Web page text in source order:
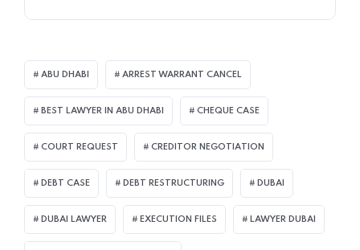
ABU DHABI ARREST WARRANT CANCEL
BEST LAWYER IN ABU DHABI CHEQUE CASE
COURT REQUEST CREDITOR NEGOTIATION
DEBT CASE DEBT RESTRUCTURING DUBAI
DUBAI LAWYER EXECUTION FILES LAWYER DUBAI